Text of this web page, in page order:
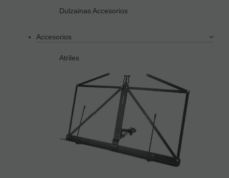
Dulzainas Accesorios
Accesorios
Atriles